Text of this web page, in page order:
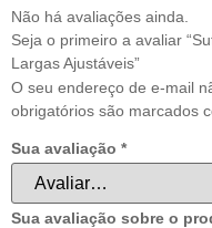
Não há avaliações ainda.
Seja o primeiro a avaliar
Largas Ajustáveis”
O seu endereço de e-mail
obrigatórios são marcados
Sua avaliação *
Sua avaliação sobre o